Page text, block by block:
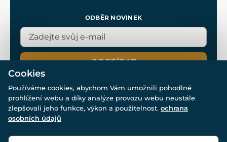
ODBĚR NOVINEK
ODEBÍRAT
© Všechna práva vyhrazena. www.drakkaria.cz 2007-2026.
Cookies
Používáme cookies, abychom Vám umožnili pohodlné
prohlížení webu a díky analýze provozu webu neustále
zlepšovali jeho funkce, výkon a použitelnost. ochrana
osobních údajů